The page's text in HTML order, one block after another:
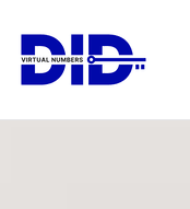
Inhalt
springen